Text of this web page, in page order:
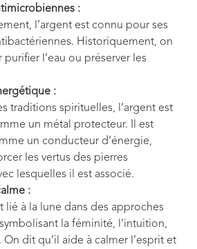
:
l’argent est connu pour ses
Historiquement, on
purifier l’eau ou préserver les
:
traditions spirituelles, l’argent est
un métal protecteur. Il est
un conducteur d’énergie,
les vertus des pierres
lesquelles il est associé.
:
lié à la lune dans des approches
la féminité, l’intuition,
On dit qu’il aide à calmer l’esprit et